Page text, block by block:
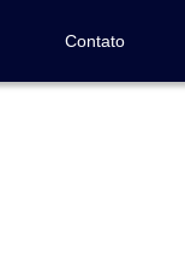
Contato